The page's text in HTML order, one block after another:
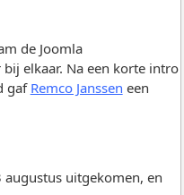
de Joomla
elkaar. Na een korte intro
gaf Remco Janssen een
uitgekomen, en